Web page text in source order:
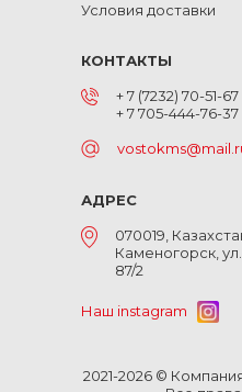
Условия доставки
КОНТАКТЫ
+ 7 (7232) 70-51-67
+ 7 705-444-76-37
АДРЕС
070019,
Каменогорск,
87/2
Наш instagram
2021-2026 ©